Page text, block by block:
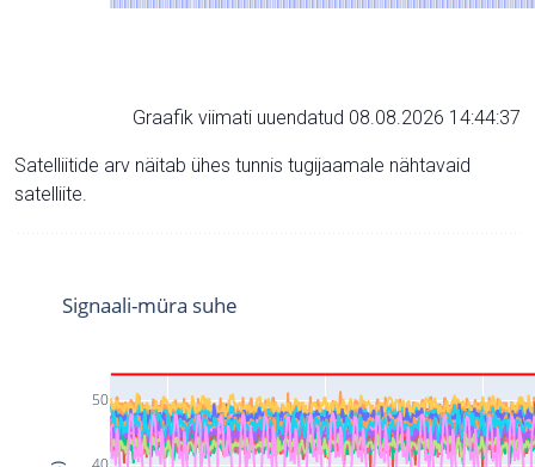
Graafik viimati uuendatud 08.08.2026 14:44:37
Satelliitide arv näitab ühes tunnis tugijaamale nähtavaid
satelliite.
50
Signaali-müra suhe